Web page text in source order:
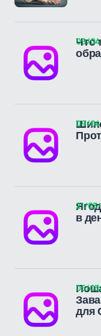
Что
09/
09/
в
21/
для
05/